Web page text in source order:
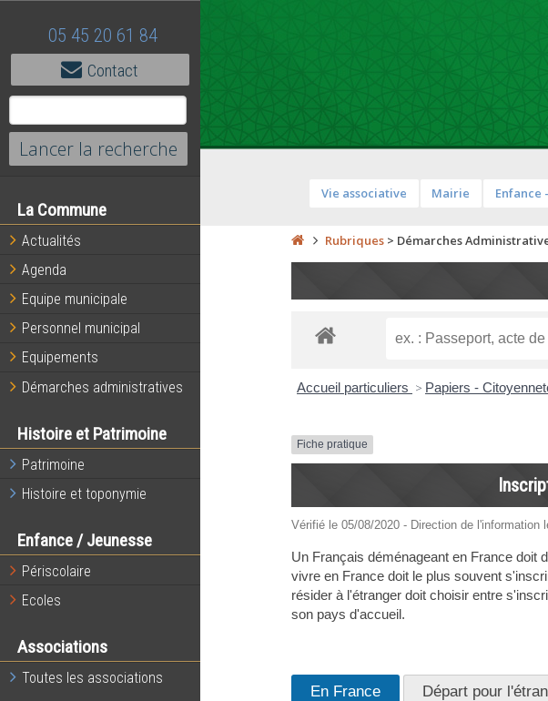
05 45 20 61 84
Contact
La Commune
Actualités
Agenda
Equipe municipale
Personnel municipal
Equipements
Démarches administratives
Histoire et Patrimoine
Patrimoine
Histoire et toponymie
Enfance / Jeunesse
Périscolaire
Ecoles
Associations
Toutes les associations
Vie associative Mairie Enfance
Rubriques> Démarches
Accueil particuliers > Papiers -
Fiche pratique
Vérifié le 05/08/2020 - Direction de
Un Français déménageant en France doit
vivre en France doit le plus souvent
résider à l'étranger doit choisir entre
son pays d'accueil.
En France Départ pour